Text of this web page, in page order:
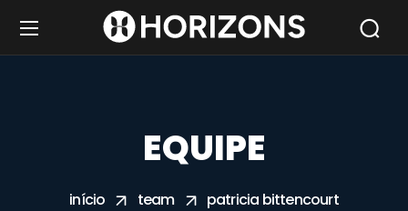
EQUIPE
início team patricia bittencourt